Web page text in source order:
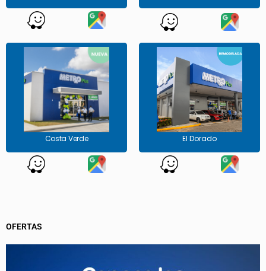
Costa Verde
Costa Verde
Centro comercial Paseo Costa Verde, local
F, frente a Felipe Motta. La Chorrera.
L -S 7:00 a.m. a 9:30p.m. D
8:00 a.m. a 8:00 p.m. Horario
Autorápido: L – S 6:30 a.m. a
12:00 mn D 8:00 a.m. a 8:00 p.m.
El Dorado
Vía Ricardo J Alfaro y El Dorado.
Urbanización las Mercedes al lado del Mc.
Donalds de El Dorado.
Horario:
L -S 6:30 a.m. a 9:30 p.m.
D 8:00 a.m. a 8:00 p.m.
OFERTAS